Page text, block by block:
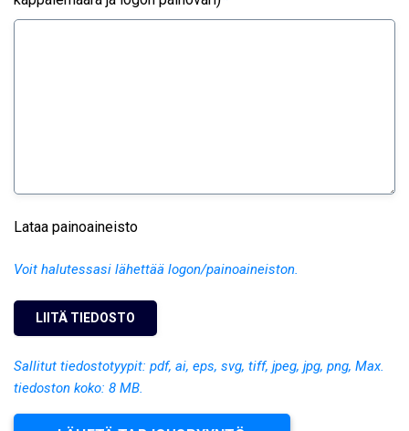
Lataa painoaineisto
Voit halutessasi lähettää logon/painoaineiston.
Sallitut tiedostotyypit: pdf, ai, eps, svg, tiff, jpeg, jpg, png, Max.
tiedoston koko: 8 MB.